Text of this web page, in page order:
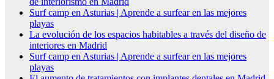
Surf camp en Asturias | Aprende a surfear en las mejores
playas
La evolución de los espacios habitables a través del diseño de
interiores en Madrid
Surf camp en Asturias | Aprende a surfear en las mejores
playas